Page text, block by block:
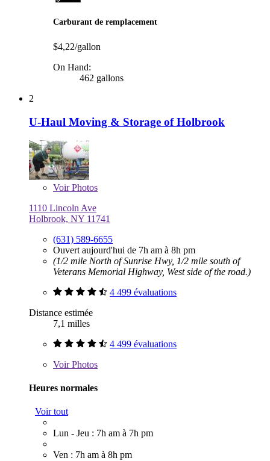
Carburant de remplacement
$4,22/gallon
On Hand:
462 gallons
2
U-Haul Moving & Storage of Holbrook
VoirPhotos
1110 Lincoln Ave
Holbrook, NY 11741
(631) 589-6655
Ouvert aujourd'hui de 7h am à 8h pm
(1/2 mile North of Sunrise Hwy, 1/2 mile south of
Veterans Memorial Highway, West side of the road.)
4 499 évaluations
Distance estimée
7,1 milles
4 499 évaluations
VoirPhotos
Heures normales
Voir tout
Lun - Jeu : 7h am à 7h pm
Ven : 7h am à 8h pm